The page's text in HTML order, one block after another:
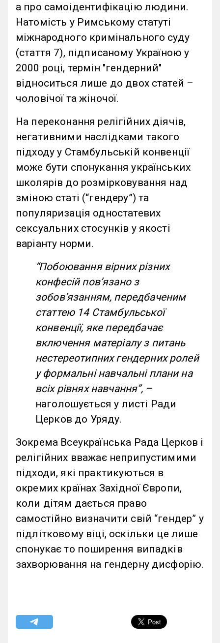
а про самоідентифікацію людини.
Натомість у Римському статуті
міжнародного кримінального суду
(стаття 7), підписаному Україною у
2000 році, термін "гендерний"
відноситься лише до двох статей –
чоловічої та жіночої.
На переконання релігійних діячів,
негативними наслідками такого
підходу у Стамбульській конвенції
може бути спонукання українських
школярів до розмірковування над
зміною статі (“гендеру”) та
популяризація одностатевих
сексуальних стосунків у якості
варіанту норми.
“Побоювання вірних різних
конфесій пов’язано з
зобов’язанням, передбаченим
статтею 14 Стамбульської
конвенції, яке передбачає
включення матеріалу з питань
нестереотипних гендерних ролей
у формальні навчальні плани на
всіх рівнях навчання”, –
наголошується у листі Ради
Церков до Уряду.
Зокрема Всеукраїнська Рада Церков і
релігійних вважає неприпустимими
підходи, які практикуються в
окремих країнах Західної Європи,
коли дітям дається право
самостійно визначити свій “гендер” у
підлітковому віці, оскільки це лише
спонукає то поширення випадків
захворювання на гендерну дисфорію.